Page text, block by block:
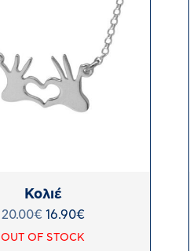
Κολιέ
20.00€ 16.90€
OUT OF STOCK